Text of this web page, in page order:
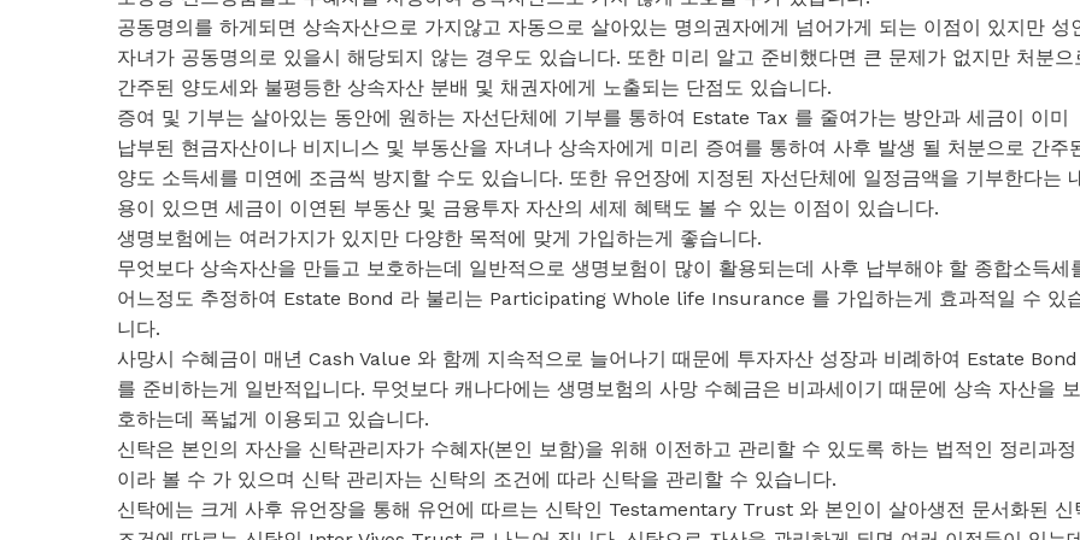
공동명의를 하게되면 상속자산으로 가지않고 자동으로 살아있는 명의권자에게 넘어가게 되는 이점이 있지만 성
자녀가 공동명의로 있을시 해당되지 않는 경우도 있습니다. 또한 미리 알고 준비했다면 큰 문제가 없지만 처분으
간주된 양도세와 불평등한 상속자산 분배 및 채권자에게 노출되는 단점도 있습니다.
증여 및 기부는 살아있는 동안에 원하는 자선단체에 기부를 통하여 Estate Tax 를 줄여가는 방안과 세금이 이미
납부된 현금자산이나 비지니스 및 부동산을 자녀나 상속자에게 미리 증여를 통하여 사후 발생 될 처분으로 간주
양도 소득세를 미연에 조금씩 방지할 수도 있습니다. 또한 유언장에 지정된 자선단체에 일정금액을 기부한다는
용이 있으면 세금이 이연된 부동산 및 금융투자 자산의 세제 혜택도 볼 수 있는 이점이 있습니다.
생명보험에는 여러가지가 있지만 다양한 목적에 맞게 가입하는게 좋습니다.
무엇보다 상속자산을 만들고 보호하는데 일반적으로 생명보험이 많이 활용되는데 사후 납부해야 할 종합소득세
어느정도 추정하여 Estate Bond 라 불리는 Participating Whole life Insurance 를 가입하는게 효과적일 수 있
니다.
사망시 수혜금이 매년 Cash Value 와 함께 지속적으로 늘어나기 때문에 투자자산 성장과 비례하여 Estate Bond
를 준비하는게 일반적입니다. 무엇보다 캐나다에는 생명보험의 사망 수혜금은 비과세이기 때문에 상속 자산을 보
호하는데 폭넓게 이용되고 있습니다.
신탁은 본인의 자산을 신탁관리자가 수혜자(본인 보함)을 위해 이전하고 관리할 수 있도록 하는 법적인 정리과정
이라 볼 수 가 있으며 신탁 관리자는 신탁의 조건에 따라 신탁을 관리할 수 있습니다.
신탁에는 크게 사후 유언장을 통해 유언에 따르는 신탁인 Testamentary Trust 와 본인이 살아생전 문서화된 신